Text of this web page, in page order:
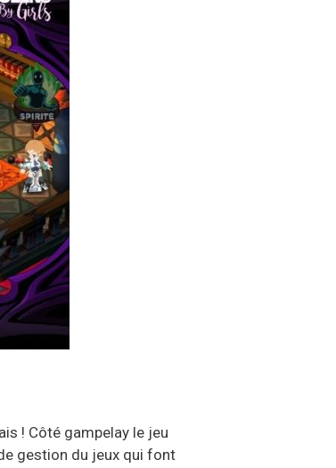
! Côté gampelay le jeu
gestion du jeux qui font